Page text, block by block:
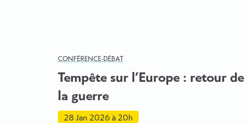
CONFÉRENCE-DÉBAT
Tempête sur l’Europe : retour de
la guerre
28 Jan 2026à 20h